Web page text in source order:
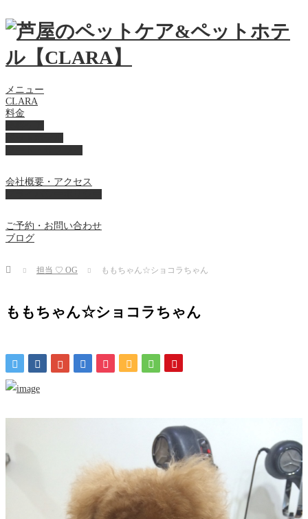
メニュー
CLARA
料金
会社概要・アクセス
ご予約・お問い合わせ
ブログ
Home 担当 ♡ OG ももちゃん☆ショコラちゃん
ももちゃん☆ショコラちゃん